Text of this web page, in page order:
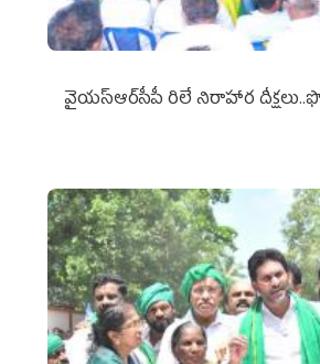
వైయ‌స్ఆర్‌సీపీ రిలే నిరాహార